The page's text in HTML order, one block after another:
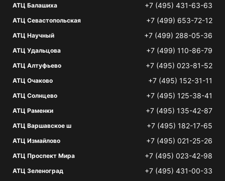
АТЦ Балашиха +7 (495) 431-63-63
АТЦ Севастопольская +7 (499) 653-72-12
АТЦ Научный +7 (499) 288-05-36
АТЦ Удальцова +7 (499) 110-86-79
АТЦ Алтуфьево +7 (495) 023-81-52
АТЦ Очаково +7 (495) 152-31-11
АТЦ Солнцево +7 (495) 125-38-41
АТЦ Раменки +7 (495) 135-42-87
АТЦ Варшавское ш +7 (495) 182-17-65
АТЦ Измайлово +7 (495) 021-25-26
АТЦ Проспект Мира +7 (495) 023-42-98
АТЦ Зеленоград +7 (495) 431-00-33